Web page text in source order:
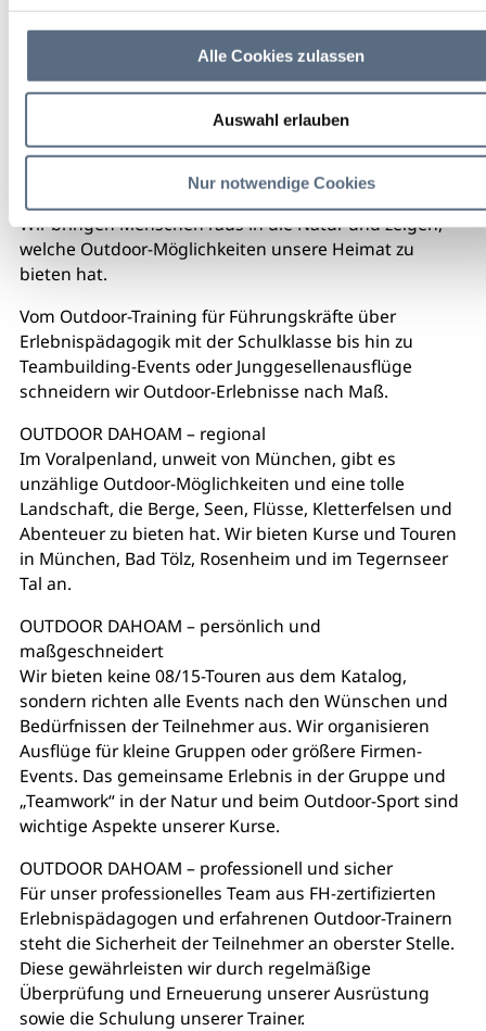
Alle Cookies zulassen
Auswahl erlauben
Nur notwendige Cookies
Willkommen bei OUTDOOR DAHOAM!
Bei OUTDOOR DAHOAM ist der Name Programm:
Wir bringen Menschen raus in die Natur und zeigen,
welche Outdoor-Möglichkeiten unsere Heimat zu
bieten hat.
Vom Outdoor-Training für Führungskräfte über
Erlebnispädagogik mit der Schulklasse bis hin zu
Teambuilding-Events oder Junggesellenausflüge
schneidern wir Outdoor-Erlebnisse nach Maß.
OUTDOOR DAHOAM – regional
Im Voralpenland, unweit von München, gibt es
unzählige Outdoor-Möglichkeiten und eine tolle
Landschaft, die Berge, Seen, Flüsse, Kletterfelsen und
Abenteuer zu bieten hat. Wir bieten Kurse und Touren
in München, Bad Tölz, Rosenheim und im Tegernseer
Tal an.
OUTDOOR DAHOAM – persönlich und
maßgeschneidert
Wir bieten keine 08/15-Touren aus dem Katalog,
sondern richten alle Events nach den Wünschen und
Bedürfnissen der Teilnehmer aus. Wir organisieren
Ausflüge für kleine Gruppen oder größere Firmen-
Events. Das gemeinsame Erlebnis in der Gruppe und
„Teamwork“ in der Natur und beim Outdoor-Sport sind
wichtige Aspekte unserer Kurse.
OUTDOOR DAHOAM – professionell und sicher
Für unser professionelles Team aus FH-zertifizierten
Erlebnispädagogen und erfahrenen Outdoor-Trainern
steht die Sicherheit der Teilnehmer an oberster Stelle.
Diese gewährleisten wir durch regelmäßige
Überprüfung und Erneuerung unserer Ausrüstung
sowie die Schulung unserer Trainer.